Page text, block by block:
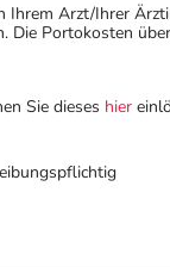
Ihrem Arzt/Ihrer
Die Portokosten
Sie dieses hier